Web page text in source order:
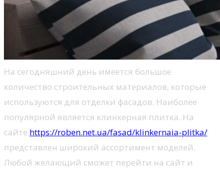
На сегодняшний день имеется большое
количество строительных материалов, которые
используются для отделки фасадов. Наиболее
популярной является клинкерная плитка. На
сайте https://roben.net.ua/fasad/klinkernaia-plitka/
представлен широкий ассортимент моделей.
Любой желающий сможет перейти на сайт и